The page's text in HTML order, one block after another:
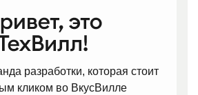
разработки, которая стоит
кликом во ВкусВилле